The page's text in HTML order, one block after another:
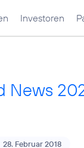
Investoren
News
28. Februar 2018